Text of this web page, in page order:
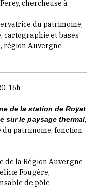
chercheuse à
du patrimoine,
cartographie et bases
région Auvergne-
16h
de la station de Royat
sur le paysage thermal,
du patrimoine, fonction
de la Région Auvergne-
Fougère,
de pôle